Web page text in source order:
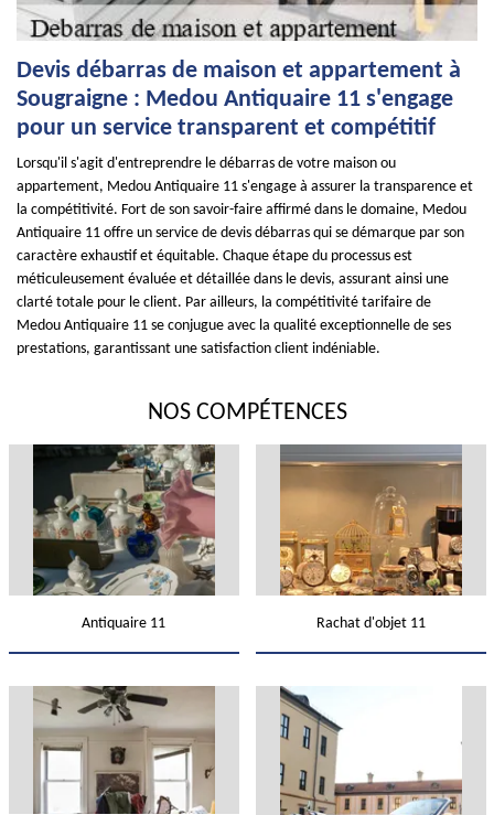
Devis débarras de maison et appartement à
Sougraigne : Medou Antiquaire 11 s'engage
pour un service transparent et compétitif
Lorsqu'il s'agit d'entreprendre le débarras de votre maison ou
appartement, Medou Antiquaire 11 s'engage à assurer la transparence et
la compétitivité. Fort de son savoir-faire affirmé dans le domaine, Medou
Antiquaire 11 offre un service de devis débarras qui se démarque par son
caractère exhaustif et équitable. Chaque étape du processus est
méticuleusement évaluée et détaillée dans le devis, assurant ainsi une
clarté totale pour le client. Par ailleurs, la compétitivité tarifaire de
Medou Antiquaire 11 se conjugue avec la qualité exceptionnelle de ses
prestations, garantissant une satisfaction client indéniable.
NOS COMPÉTENCES
Antiquaire 11 Rachat d'objet 11